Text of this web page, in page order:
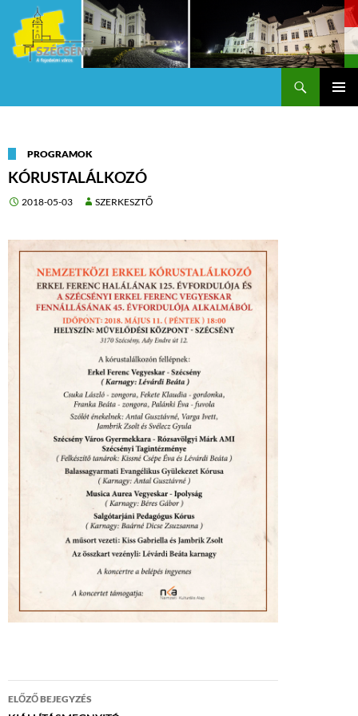
PROGRAMOK
KÓRUSTALÁLKOZÓ
2018-05-03 SZERKESZTŐ
Bejegyzés
ELŐZŐ BEJEGYZÉS